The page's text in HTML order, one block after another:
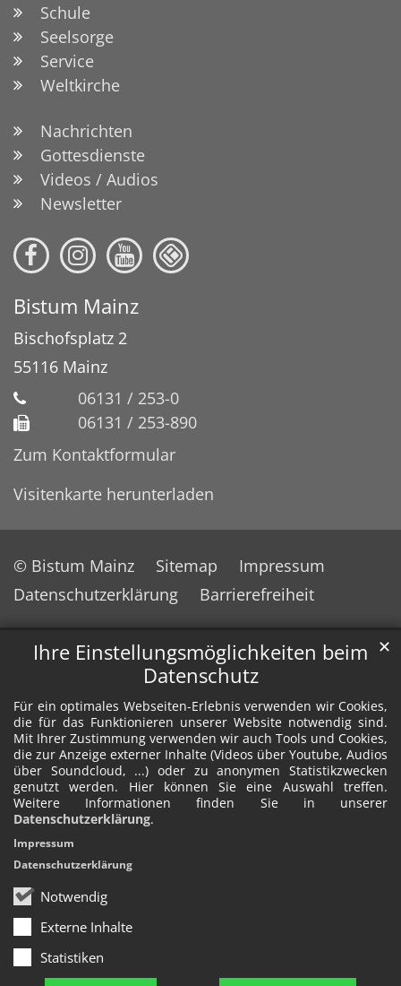
Ihre Einstellungsmöglichkeiten beim
Datenschutz
Für ein optimales Webseiten-Erlebnis verwenden wir Cookies,
die für das Funktionieren unserer Website notwendig sind.
Mit Ihrer Zustimmung verwenden wir auch Tools und Cookies,
die zur Anzeige externer Inhalte (Videos über Youtube, Audios
über Soundcloud, ...) oder zu anonymen Statistikzwecken
genutzt werden. Hier können Sie eine Auswahl treffen.
Weitere Informationen finden Sie in unserer
Datenschutzerklärung.
Notwendig
Externe Inhalte
Statistiken
✕
Impressum
Datenschutzerklärung
Schule
Seelsorge
Service
Weltkirche
Nachrichten
Gottesdienste
Videos / Audios
Newsletter
Bistum Mainz
Bischofsplatz 2
55116 Mainz
06131 / 253-0
06131 / 253-890
Zum Kontaktformular
Visitenkarte herunterladen
© Bistum Mainz Sitemap
Impressum
Datenschutzerklärung
Barrierefreiheit